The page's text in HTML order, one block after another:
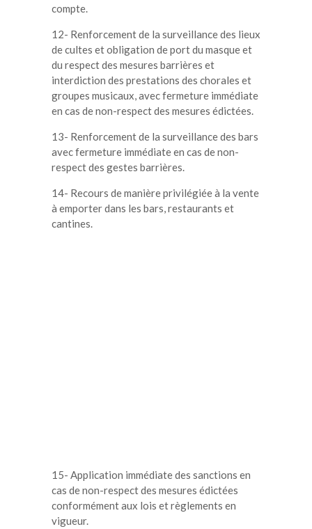
compte.
12- Renforcement de la surveillance des lieux
de cultes et obligation de port du masque et
du respect des mesures barrières et
interdiction des prestations des chorales et
groupes musicaux, avec fermeture immédiate
en cas de non-respect des mesures édictées.
13- Renforcement de la surveillance des bars
avec fermeture immédiate en cas de non-
respect des gestes barrières.
14- Recours de manière privilégiée à la vente
à emporter dans les bars, restaurants et
cantines.
15- Application immédiate des sanctions en
cas de non-respect des mesures édictées
conformément aux lois et règlements en
vigueur.